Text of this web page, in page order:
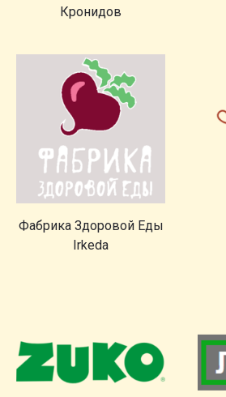
Кронидов
Фабрика Здоровой Еды
Irkeda